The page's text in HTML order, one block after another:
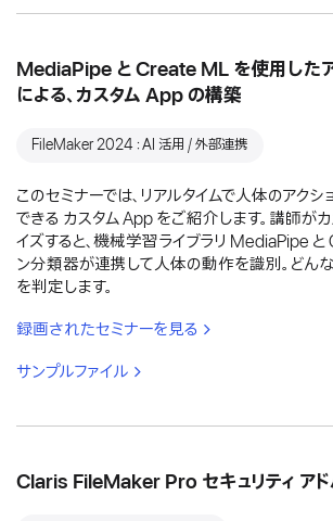
MediaPipe と Create ML を使用した
による、カスタム App の構築
FileMaker 2024：AI 活用 / 外部連携
このセミナーでは、リアルタイムで人体のアク
できる カスタム App をご紹介します。講師が
イズすると、機械学習ライブラリ MediaPipe
ン分類器が連携して人体の動作を識別。どん
を判定します。
録画されたセミナーを見る
サンプルファイル
Claris FileMaker Pro セキュリティ アド